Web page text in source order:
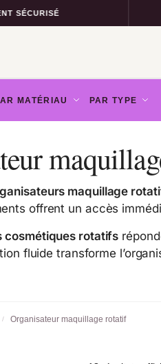
MATÉRIAU PAR TYPE
maquillage
offrent un accès
cosmétiques rotatifs
fluide transforme
/ Organisateur maquillage rotatif​